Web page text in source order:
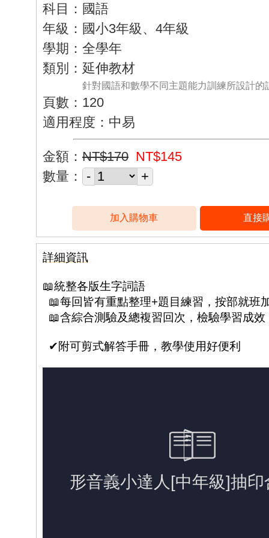
科目：國語
年級：國小3年級、4年級
學期：全學年
類別：延伸教材
針對國語和數學不同主題能力訓練所設計的
頁數：120
適用程度：中易
金額： NT$170 NT$145
數量：
詳細資訊
📖統整各版生字詞語
📖每回皆有重點整理+題目練習， 按部就班
📖含綜合測驗及總複習回次，檢驗學習成效
✔附可剪式解答手冊，教學使用好便利